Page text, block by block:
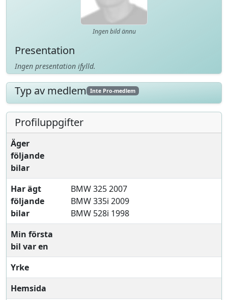
Ingen bild ännu
Presentation
Ingen presentation ifylld.
Typ av medlem Inte Pro-medlem
Profiluppgifter
Äger
följande
bilar
Har ägt
följande
bilar
BMW 325 2007
BMW 335i 2009
BMW 528i 1998
Min första
bil var en
Yrke
Hemsida